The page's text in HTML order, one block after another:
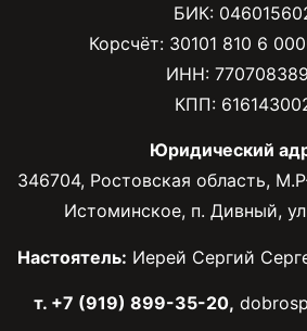
БИК:
Корсчёт: 30101 810 6
ИНН:
КПП:
Юридический
346704, Ростовская область,
Истоминское, п. Дивный,
Настоятель: Иерей Сергий
т. +7 (919) 899-35-20,